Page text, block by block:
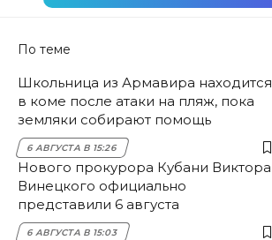
По теме
Школьница из Армавира находится
в коме после атаки на пляж, пока
земляки собирают помощь
6 АВГУСТА В 15:26
Нового прокурора Кубани Виктора
Винецкого официально
представили 6 августа
6 АВГУСТА В 15:03